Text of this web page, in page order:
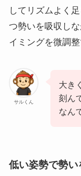
してリズムよく
つ勢いを吸収し
イミングを微調
サルくん
大き
刻ん
なん
低い姿勢で勢